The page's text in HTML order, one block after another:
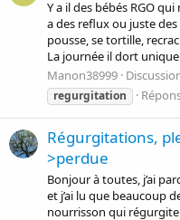
Y a il des bébés RGO
a des reflux ou juste
pousse, se tortille,
La journée il dort
Manon38999
regurgitation
Régurgitations,
>perdue
Bonjour à toutes, j’ai
et j’ai lu que beaucoup
nourrisson qui régurgite